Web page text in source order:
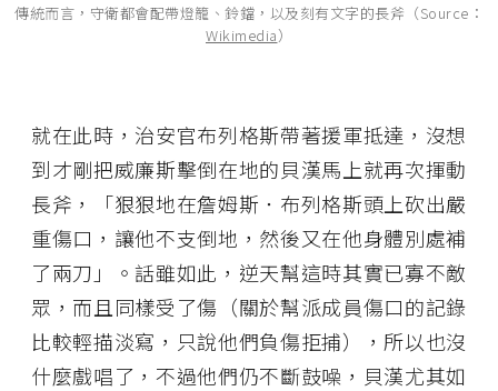
傳統而言，守衛都會配帶燈籠、鈴鐺，以及刻有文字的長斧（Source：
Wikimedia）
就在此時，治安官布列格斯帶著援軍抵達，沒想
到才剛把威廉斯擊倒在地的貝漢馬上就再次揮動
長斧，「狠狠地在詹姆斯．布列格斯頭上砍出嚴
重傷口，讓他不支倒地，然後又在他身體別處補
了兩刀」。話雖如此，逆天幫這時其實已寡不敵
眾，而且同樣受了傷（關於幫派成員傷口的記錄
比較輕描淡寫，只說他們負傷拒捕），所以也沒
什麼戲唱了，不過他們仍不斷鼓噪，貝漢尤其如